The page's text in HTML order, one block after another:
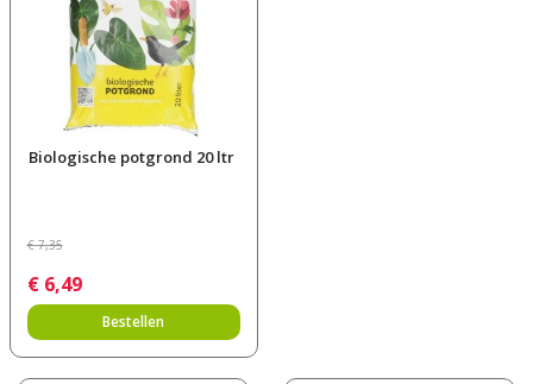
Biologische potgrond 20 ltr
€ 7,35
€ 6,49
Bestellen